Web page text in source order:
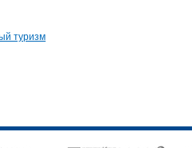
туризм